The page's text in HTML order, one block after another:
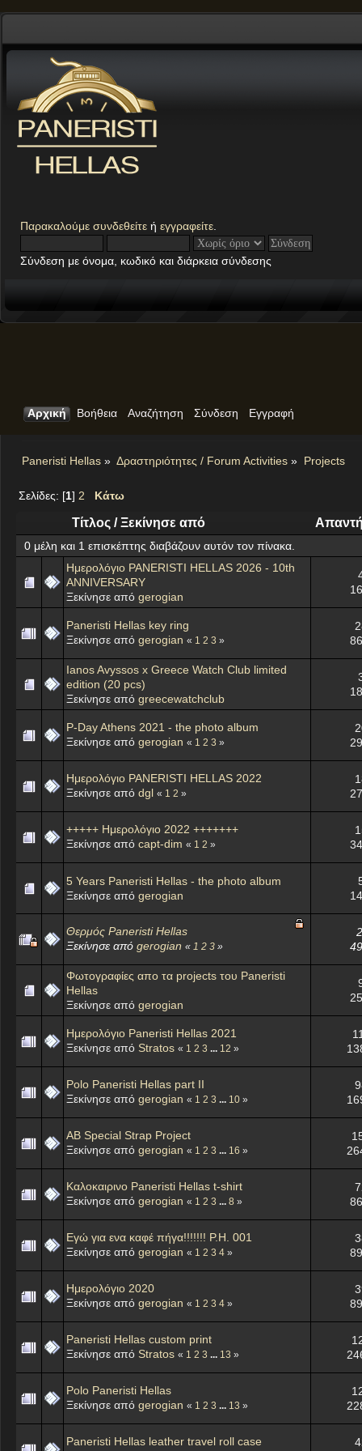
Παρακαλούμε συνδεθείτε ή εγγραφείτε
Σύνδεση με όνομα, κωδικό και διάρκεια σύνδεσης
Αρχική Βοήθεια Αναζήτηση Σύνδεση Εγγραφή
Paneristi Hellas » Δραστηριότητες / Forum Activities » Projects
Σελίδες: [1] 2 Κάτω
Τίτλος /Ξεκίνησε από
0 μέλη και 1 επισκέπτης διαβάζουν αυτόν τον πίνακα.
Ημερολόγιο PANERISTI HELLAS 2026 - 10th
ANNIVERSARY
Ξεκίνησε από gerogian
Paneristi Hellas key ring
Ξεκίνησε από gerogian « 1 2 3 »
Ianos Avyssos x Greece Watch Club limited
edition (20 pcs)
Ξεκίνησε από greecewatchclub
P-Day Athens 2021 - the photo album
Ξεκίνησε από gerogian « 1 2 3 »
Ημερολόγιο PANERISTI HELLAS 2022
Ξεκίνησε από dgl « 1 2 »
+++++ Ημερολόγιο 2022 +++++++
Ξεκίνησε από capt-dim « 1 2 »
5 Years Paneristi Hellas - the photo album
Ξεκίνησε από gerogian
Θερμός Paneristi Hellas
Ξεκίνησε από gerogian « 1 2 3 »
Φωτογραφίες απο τα projects του Paneristi
Hellas
Ξεκίνησε από gerogian
Ημερολόγιο Paneristi Hellas 2021
Ξεκίνησε από Stratos « 1 2 3 ... 12 »
Polo Paneristi Hellas part II
Ξεκίνησε από gerogian « 1 2 3 ... 10 »
AB Special Strap Project
Ξεκίνησε από gerogian « 1 2 3 ... 16 »
Καλοκαιρινο Paneristi Hellas t-shirt
Ξεκίνησε από gerogian « 1 2 3 ... 8 »
Εγώ για ενα καφέ πήγα!!!!!!! P.H. 001
Ξεκίνησε από gerogian « 1 2 3 4 »
Ημερολόγιο 2020
Ξεκίνησε από gerogian « 1 2 3 4 »
Paneristi Hellas custom print
Ξεκίνησε από Stratos « 1 2 3 ... 13 »
Polo Paneristi Hellas
Ξεκίνησε από gerogian « 1 2 3 ... 13 »
Paneristi Hellas leather travel roll case